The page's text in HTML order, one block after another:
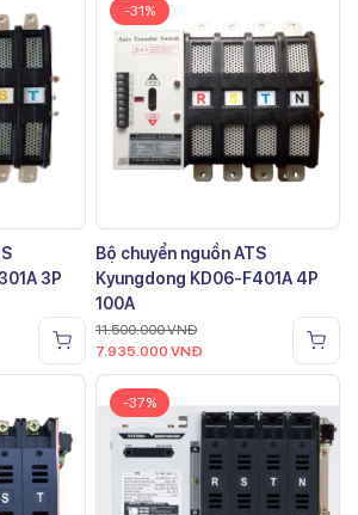
3P
-31%
Bộ chuyển nguồn ATS
Kyungdong KD06-F401A 4P
100A
11.500.000VNĐ
7.935.000 VNĐ
-37%